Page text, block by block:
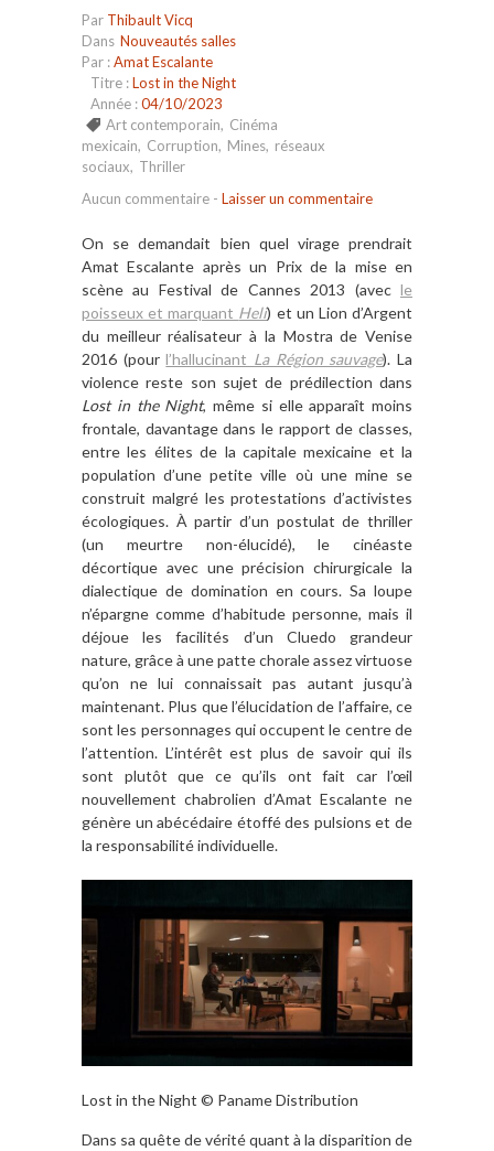
Par Thibault Vicq
Dans Nouveautés salles
Par :Amat Escalante
Titre :Lost in the Night
Année :04/10/2023
Art contemporain, Cinéma
mexicain, Corruption, Mines, réseaux
sociaux, Thriller
Aucun commentaire - Laisser un commentaire
On se demandait bien quel virage prendrait
Amat Escalante après un Prix de la mise en
scène au Festival de Cannes 2013 (avec le
poisseux et marquant Heli) et un Lion d’Argent
du meilleur réalisateur à la Mostra de Venise
2016 (pourl’hallucinant La Région sauvage). La
violence reste son sujet de prédilection dans
Lost in the Night, même si elle apparaît moins
frontale, davantage dans le rapport de classes,
entre les élites de la capitale mexicaine et la
population d’une petite ville où une mine se
construit malgré les protestations d’activistes
écologiques. À partir d’un postulat de thriller
(un meurtre non-élucidé), le cinéaste
décortique avec une précision chirurgicale la
dialectique de domination en cours. Sa loupe
n’épargne comme d’habitude personne, mais il
déjoue les facilités d’un Cluedo grandeur
nature, grâce à une patte chorale assez virtuose
qu’on ne lui connaissait pas autant jusqu’à
maintenant. Plus que l’élucidation de l’affaire, ce
sont les personnages qui occupent le centre de
l’attention. L’intérêt est plus de savoir qui ils
sont plutôt que ce qu’ils ont fait car l’œil
nouvellement chabrolien d’Amat Escalante ne
génère un abécédaire étoffé des pulsions et de
la responsabilité individuelle.
Lost in the Night © Paname Distribution
Dans sa quête de vérité quant à la disparition de